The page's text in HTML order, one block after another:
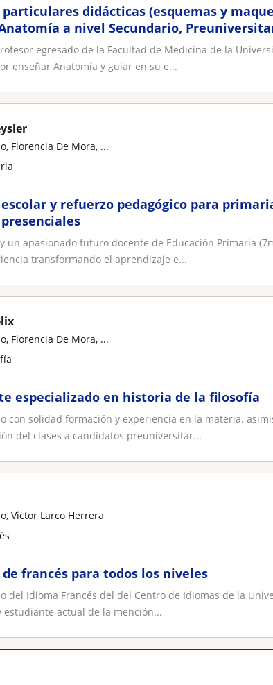
particulares didácticas (esquemas y
a nivel Secundario,
egresado de la Facultad de Medicina de la
enseñar Anatomía y guiar en su e...
Florencia De Mora, ...
y refuerzo pedagógico para
un apasionado futuro docente de Educación Primaria
transformando el aprendizaje e...
Florencia De Mora, ...
especializado en historia de la filosofía
con solidad formación y experiencia en la materia.
del clases a candidatos preuniversitar...
Victor Larco Herrera
de francés para todos los niveles
del Idioma Francés del del Centro de Idiomas de la
estudiante actual de la mención...